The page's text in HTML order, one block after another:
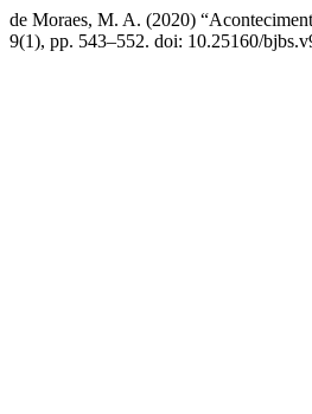
de Moraes, M. A. (2020)
9(1), pp. 543–552. doi: 10.25160/